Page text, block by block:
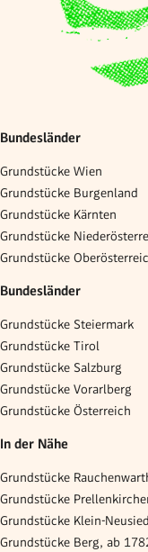
Bundesländer
Grundstücke Wien
Grundstücke Burgenland
Grundstücke Kärnten
Grundstücke
Grundstücke
Bundesländer
Grundstücke Steiermark
Grundstücke Tirol
Grundstücke Salzburg
Grundstücke Vorarlberg
Grundstücke Österreich
In der Nähe
Grundstücke
Grundstücke
Grundstücke Klein-
Grundstücke Berg, ab